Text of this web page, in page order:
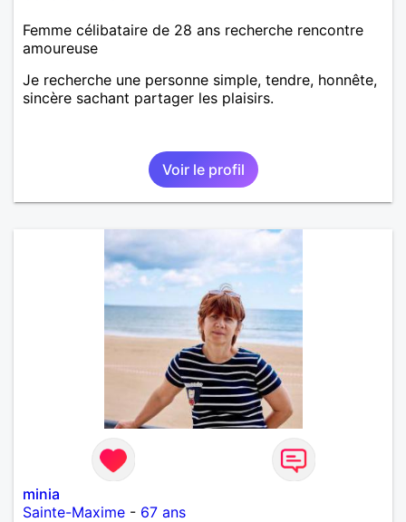
Femme célibataire de 28 ans recherche rencontre
amoureuse
Je recherche une personne simple, tendre, honnête,
sincère sachant partager les plaisirs.
Voir le profil
minia
Sainte-Maxime - 67 ans